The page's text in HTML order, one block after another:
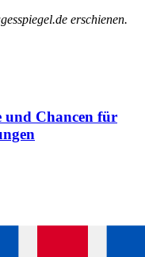
erschienen.
und Chancen für